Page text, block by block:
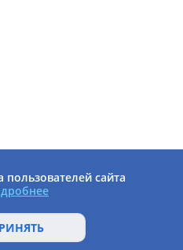
сайта